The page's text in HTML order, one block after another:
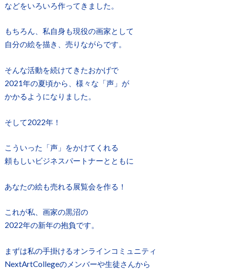
などをいろいろ作ってきました。
もちろん、私自身も現役の画家として
自分の絵を描き、売りながらです。
そんな活動を続けてきたおかげで
2021年の夏頃から、様々な「声」が
かかるようになりました。
そして2022年！
こういった「声」をかけてくれる
頼もしいビジネスパートナーとともに
あなたの絵も売れる展覧会を作る！
これが私、画家の黒沼の
2022年の新年の抱負です。
まずは私の手掛けるオンラインコミュニティ
NextArtCollegeのメンバーや生徒さんから